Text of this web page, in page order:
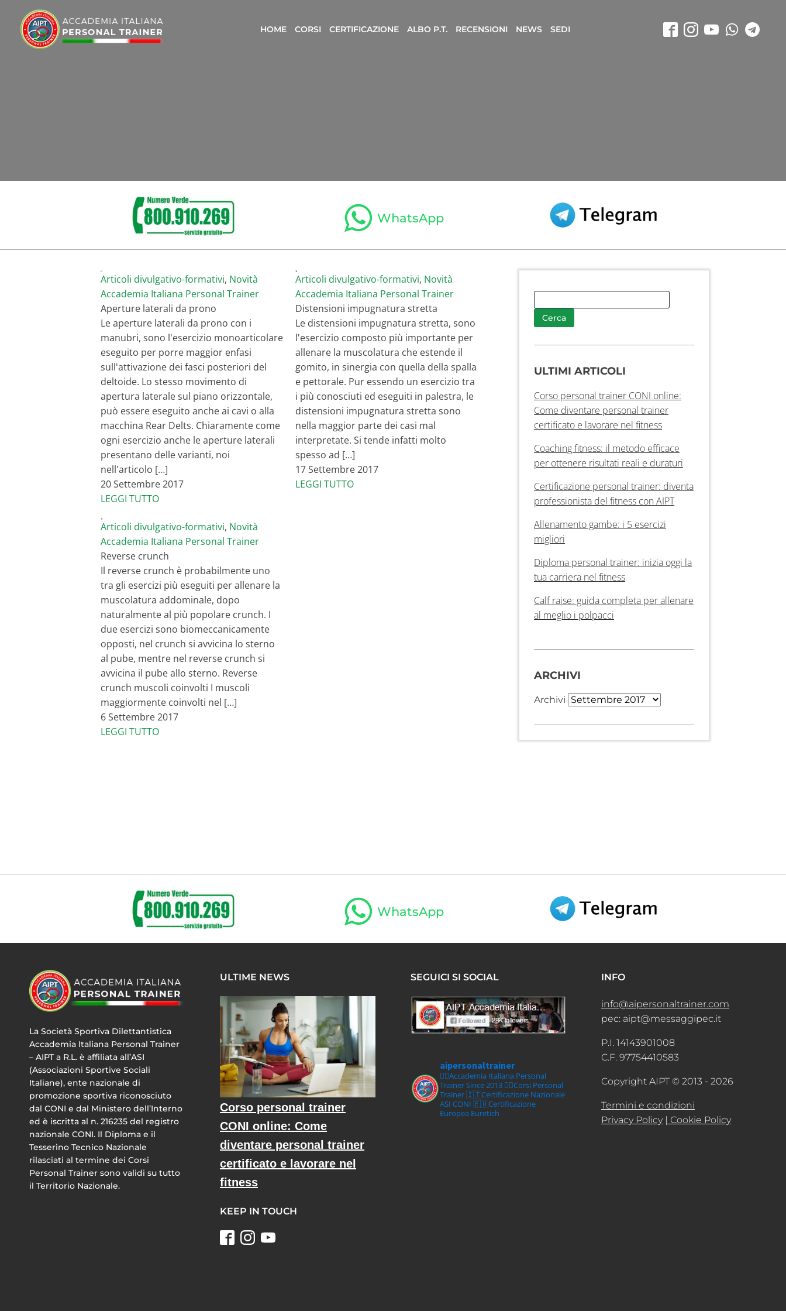
HOME CORSI CERTIFICAZIONE ALBO P.T. RECENSIONI NEWS SEDI
WhatsApp
Articoli divulgativo-formativi, Novità
Accademia Italiana Personal Trainer
Aperture laterali da prono
Le aperture laterali da prono con i
manubri, sono l'esercizio monoarticolare
eseguito per porre maggior enfasi
sull'attivazione dei fasci posteriori del
deltoide. Lo stesso movimento di
apertura laterale sul piano orizzontale,
può essere eseguito anche ai cavi o alla
macchina Rear Delts. Chiaramente come
ogni esercizio anche le aperture laterali
presentano delle varianti, noi
nell'articolo […]
20 Settembre 2017
LEGGI TUTTO
Articoli divulgativo-formativi, Novità
Accademia Italiana Personal Trainer
Distensioni impugnatura stretta
Le distensioni impugnatura stretta, sono
l'esercizio composto più importante per
allenare la muscolatura che estende il
gomito, in sinergia con quella della spalla
e pettorale. Pur essendo un esercizio tra
i più conosciuti ed eseguiti in palestra, le
distensioni impugnatura stretta sono
nella maggior parte dei casi mal
interpretate. Si tende infatti molto
spesso ad […]
17 Settembre 2017
LEGGI TUTTO
Articoli divulgativo-formativi, Novità
Accademia Italiana Personal Trainer
Reverse crunch
Il reverse crunch è probabilmente uno
tra gli esercizi più eseguiti per allenare la
muscolatura addominale, dopo
naturalmente al più popolare crunch. I
due esercizi sono biomeccanicamente
opposti, nel crunch si avvicina lo sterno
al pube, mentre nel reverse crunch si
avvicina il pube allo sterno. Reverse
crunch muscoli coinvolti I muscoli
maggiormente coinvolti nel […]
6 Settembre 2017
LEGGI TUTTO
ULTIMI ARTICOLI
Corso personal trainer CONI online:
Come diventare personal trainer
certificato e lavorare nel fitness
Coaching fitness: il metodo efficace
per ottenere risultati reali e duraturi
Certificazione personal trainer: diventa
professionista del fitness con AIPT
Allenamento gambe: i 5 esercizi
migliori
Diploma personal trainer: inizia oggi la
tua carriera nel fitness
Calf raise: guida completa per allenare
al meglio i polpacci
ARCHIVI
Archivi
WhatsApp
La Società Sportiva Dilettantistica
Accademia Italiana Personal Trainer
– AIPT a R.L. è affiliata all’ASI
(Associazioni Sportive Sociali
Italiane), ente nazionale di
promozione sportiva riconosciuto
dal CONI e dal Ministero dell’Interno
ed è iscritta al n. 216235 del registro
nazionale CONI. Il Diploma e il
Tesserino Tecnico Nazionale
rilasciati al termine dei Corsi
Personal Trainer sono validi su tutto
il Territorio Nazionale.
ULTIME NEWS
Corso personal trainer
CONI online: Come
diventare personal trainer
certificato e lavorare nel
fitness
KEEP IN TOUCH
SEGUICI SI SOCIAL
aipersonaltrainer
🏋‍♀️Accademia Italiana Personal
Trainer Since 2013 🏋‍♂️Corsi Personal
Trainer🇮🇹Certificazione Nazionale
ASI CONI 🇪🇺Certificazione
Europea Euretich
INFO
info@aipersonaltrainer.com
pec: aipt@messaggipec.it
P.I. 14143901008
C.F. 97754410583
Copyright AIPT © 2013 - 2026
Termini e condizioni
Privacy Policy | Cookie Policy